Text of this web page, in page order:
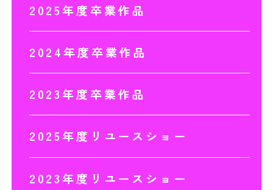
2025年度卒業作品
2024年度卒業作品
2023年度卒業作品
2025年度リユースショー
2023年度リユースショー